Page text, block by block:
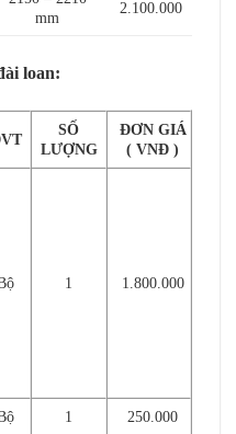
mm
2.100.000
loan:
SỐ
LƯỢNG
ĐƠN GIÁ
( VNĐ )
1 1.800.000
1 250.000